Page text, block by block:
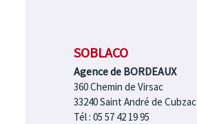
SOBLACO
Agence de BORDEAUX
360 Chemin de Virsac
33240 Saint André de Cubzac
Tél : 05 57 42 19 95